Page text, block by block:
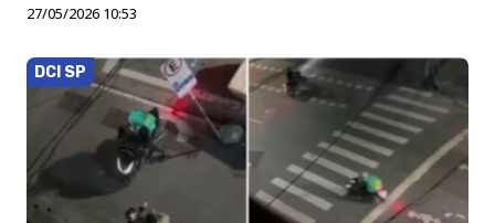
27/05/2026 10:53
DCI SP